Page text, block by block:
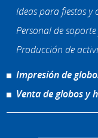
Ideas para fiestas y
Personal de
Producción de
Impresión de
Venta de globos y